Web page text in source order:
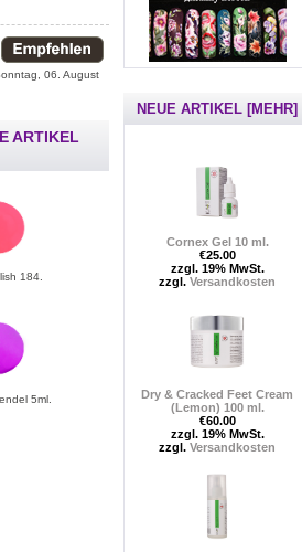
06. August
ARTIKEL
184.
5ml.
NEUE ARTIKEL [MEHR]
Cornex Gel 10 ml.
€25.00
zzgl. 19% MwSt.
zzgl.Versandkosten
Dry & Cracked Feet Cream
(Lemon) 100 ml.
€60.00
zzgl. 19% MwSt.
zzgl.Versandkosten